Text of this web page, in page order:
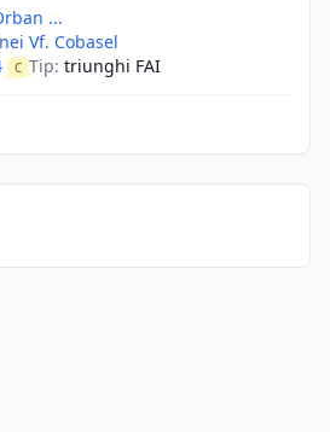
...
Vf. Cobasel
C Tip: triunghi FAI